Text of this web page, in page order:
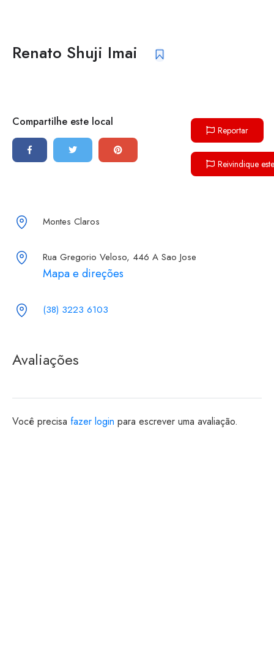
Renato Shuji Imai
Compartilhe este local
Reportar
Reivindique
Montes Claros
Rua Gregorio Veloso, 446 A Sao Jose
Mapa e direções
(38) 3223 6103
Avaliações
Você precisa fazer login para escrever uma avaliação.